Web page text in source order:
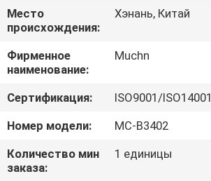
НАС
ПУТЕШЕСТВИЕ
ФАБРИКИ
ПРОВЕРКА
КАЧЕСТВА
Место
происхождения:
Хэнань, Китай
Фирменное
наименование:
Muchn
Сертификация:
ISO9001/ISO14001
Номер модели:
MC-B3402
Количество мин
заказа:
1 единицы